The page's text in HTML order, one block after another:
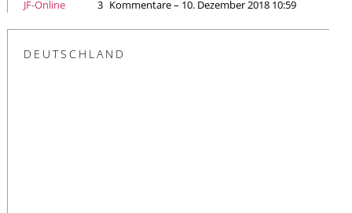
JF-Online 3 Kommentare – 10. Dezember 2018 10:59
DEUTSCHLAND